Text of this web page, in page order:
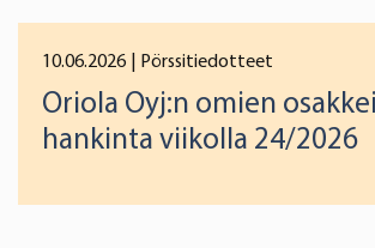
10.06.2026 | Pörssitiedotteet
Oriola Oyj:n omien
hankinta viikolla 24/2026